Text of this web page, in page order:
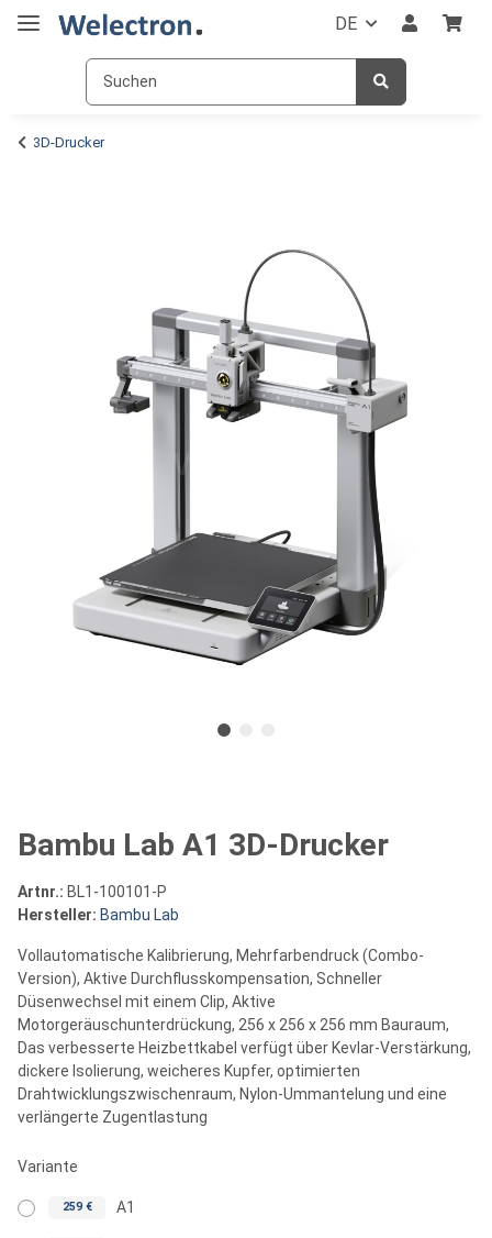
DE
3D-Drucker
Bambu Lab A1 3D-Drucker
Artnr.: BL1-100101-P
Hersteller: Bambu Lab
Vollautomatische Kalibrierung, Mehrfarbendruck (Combo-
Version), Aktive Durchflusskompensation, Schneller
Düsenwechsel mit einem Clip, Aktive
Motorgeräuschunterdrückung, 256 x 256 x 256 mm Bauraum,
Das verbesserte Heizbettkabel verfügt über Kevlar-Verstärkung,
dickere Isolierung, weicheres Kupfer, optimierten
Drahtwicklungszwischenraum, Nylon-Ummantelung und eine
verlängerte Zugentlastung
Variante
259 € A1